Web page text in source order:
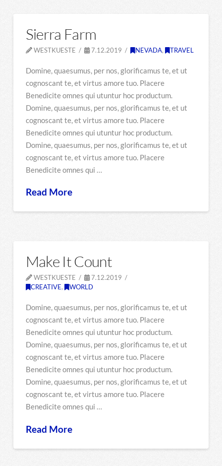
Sierra Farm
WESTKUESTE 7.12.2019 NEVADA, TRAVEL
Domine, quaesumus, per nos, glorificamus te, et ut
cognoscant te, et virtus amore tuo. Placere
Benedicite omnes qui utuntur hoc productum.
Domine, quaesumus, per nos, glorificamus te, et ut
cognoscant te, et virtus amore tuo. Placere
Benedicite omnes qui utuntur hoc productum.
Domine, quaesumus, per nos, glorificamus te, et ut
cognoscant te, et virtus amore tuo. Placere
Benedicite omnes qui …
Read More
Make It Count
WESTKUESTE
7.12.2019
CREATIVE, WORLD
Domine, quaesumus, per nos, glorificamus te, et ut
cognoscant te, et virtus amore tuo. Placere
Benedicite omnes qui utuntur hoc productum.
Domine, quaesumus, per nos, glorificamus te, et ut
cognoscant te, et virtus amore tuo. Placere
Benedicite omnes qui utuntur hoc productum.
Domine, quaesumus, per nos, glorificamus te, et ut
cognoscant te, et virtus amore tuo. Placere
Benedicite omnes qui …
Read More